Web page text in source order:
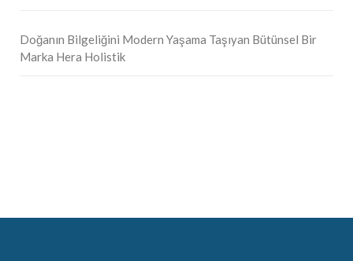
Doğanın Bilgeliğini Modern Yaşama Taşıyan Bütünsel Bir
Marka Hera Holistik